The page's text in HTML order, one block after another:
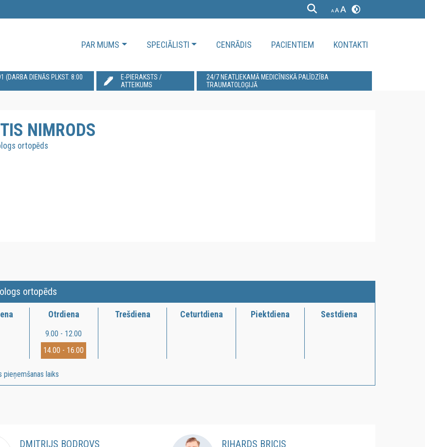
PAR MUMS SPECIĀLISTI CENRĀDIS PACIENTIEM KONTAKTI
(DARBA DIENĀS PLKST. 8:00
E-PIERAKSTS /
ATTEIKUMS
24/7 NEATLIEKAMĀ MEDICĪNISKĀ PALĪDZĪBA
TRAUMATOLOĢIJĀ
NIMRODS
ortopēds
ortopēds
Otrdiena
9.00 - 12.00
14.00 - 16.00
Trešdiena Ceturtdiena Piektdiena Sestdiena
pieņemšanas laiks
DMITRIJS BODROVS RIHARDS BRICIS